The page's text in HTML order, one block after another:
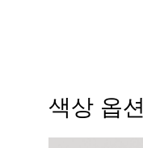
색상 옵션